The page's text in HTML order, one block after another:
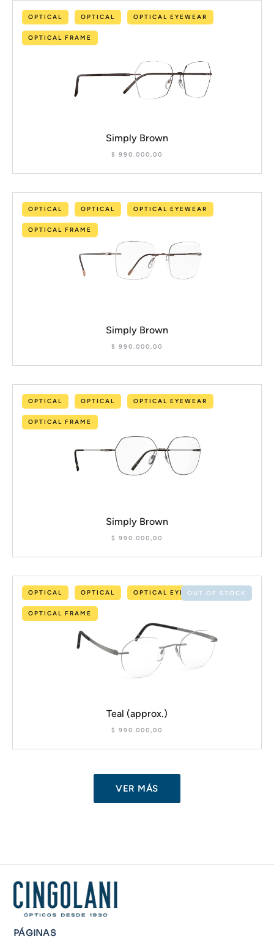
OPTICAL OPTICAL OPTICAL EYEWEAR
OPTICAL FRAME
Simply Brown
$ 990.000,00
OPTICAL OPTICAL OPTICAL EYEWEAR
OPTICAL FRAME
Simply Brown
$ 990.000,00
OPTICAL OPTICAL OPTICAL EYEWEAR
OPTICAL FRAME
Simply Brown
$ 990.000,00
OUT OF STOCK
OPTICAL OPTICAL OPTICAL EYEWEAR
OPTICAL FRAME
Teal (approx.)
$ 990.000,00
VER MÁS
PÁGINAS